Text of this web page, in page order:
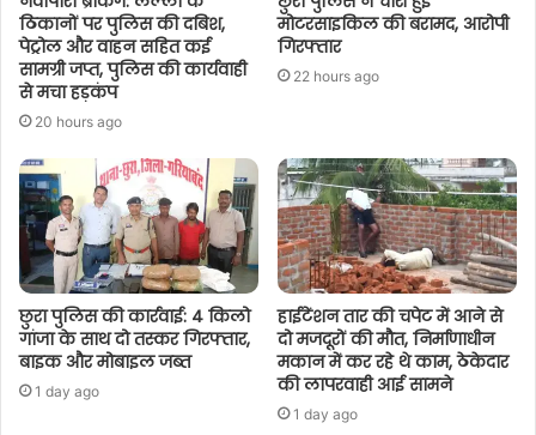
ठिकानों पर पुलिस की दबिश,
पेट्रोल और वाहन सहित कई
सामग्री जप्त, पुलिस की कार्यवाही
से मचा हड़कंप
20 hours ago
मोटरसाइकिल की बरामद, आरोपी
गिरफ्तार
22 hours ago
छुरा पुलिस की कार्रवाई: 4 किलो
गांजा के साथ दो तस्कर गिरफ्तार,
बाइक और मोबाइल जब्त
1 day ago
हाईटेंशन तार की चपेट में आने से
दो मजदूरों की मौत, निर्माणाधीन
मकान में कर रहे थे काम, ठेकेदार
की लापरवाही आई सामने
1 day ago